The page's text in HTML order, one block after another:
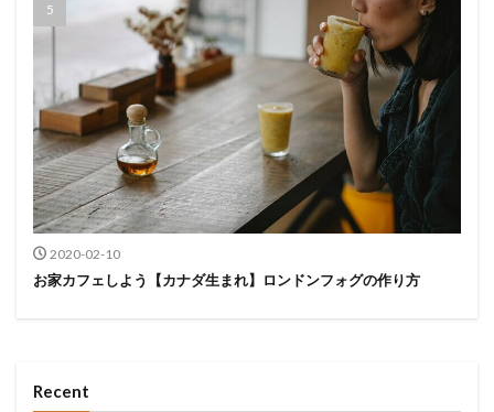
2020-02-10
お家カフェしよう【カナダ生まれ】ロンドンフォグの作り方
Recent